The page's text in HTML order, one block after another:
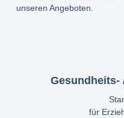
Gesundheits-
für
unseren Angeboten.